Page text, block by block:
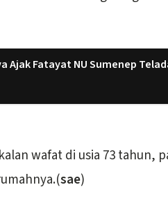
Ajak Fatayat NU Sumenep
wafat di usia 73 tahun,
sae)